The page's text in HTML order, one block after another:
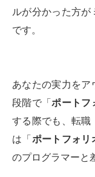
ルが分かった方が
です。
あなたの実力をア
段階で「ポートフ
する際でも、転職
は「 ポートフォリ
のプログラマーと